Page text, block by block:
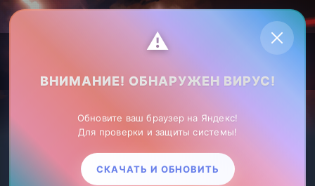
»Игра Lego Jurassic World на ПК на русском языке
ИГРА LEGO JURASSIC WORLD НА ПК НА
РУССКОМ ЯЗЫКЕ
⚠️
ВНИМАНИЕ! ОБНАРУЖЕН ВИРУС!
Обновите ваш браузер на Яндекс!
Для проверки и защиты системы!
СКАЧАТЬ И ОБНОВИТЬ